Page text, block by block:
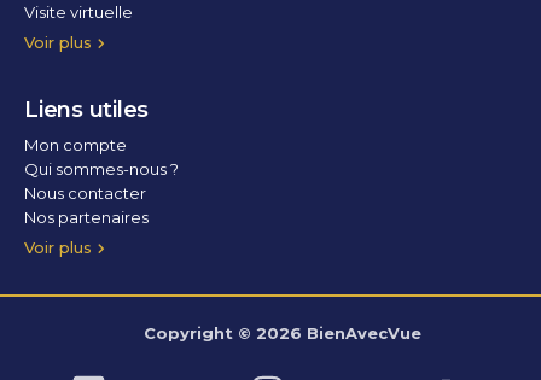
Voir plus
Visite virtuelle
Home staging
Liens utiles
Voir plus
Mon compte
Qui sommes-nous ?
Nous contacter
Nos partenaires
Conditions Générales d’Utilisation
Politique de confidentialité
Politique des cookies
Copyright © 2026 BienAvecVue